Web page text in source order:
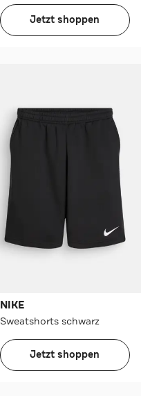
Jetzt shoppen
NIKE
Sweatshorts schwarz
Jetzt shoppen